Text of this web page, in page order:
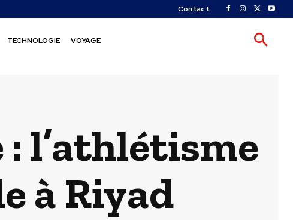
Contact
TECHNOLOGIE VOYAGE
l’athlétisme
à Riyad